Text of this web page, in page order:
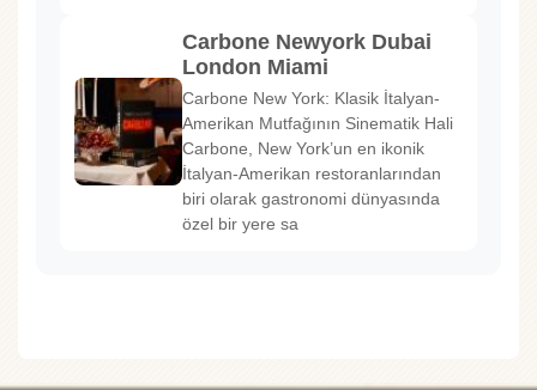
Carbone Newyork Dubai
London Miami
Carbone New York: Klasik İtalyan-
Amerikan Mutfağının Sinematik Hali
Carbone, New York’un en ikonik
İtalyan-Amerikan restoranlarından
biri olarak gastronomi dünyasında
özel bir yere sa